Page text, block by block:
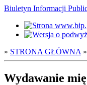
Biuletyn Informacji
» STRONA GŁÓWNA »
Wydawanie